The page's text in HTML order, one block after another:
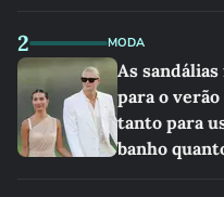
2 MODA
As
para o
tanto para
banho